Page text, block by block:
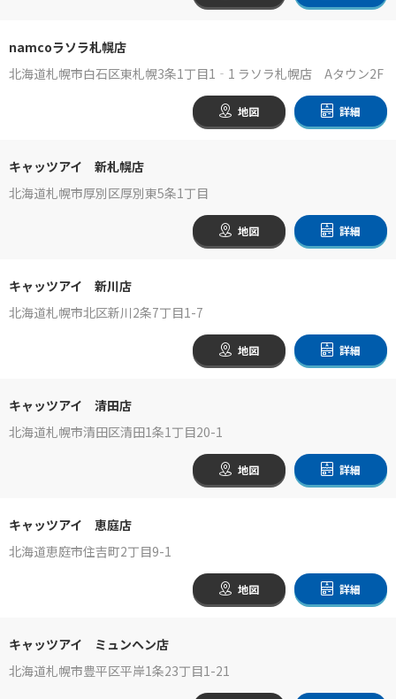
namcoラソラ札幌店
北海道札幌市白石区東札幌3条1丁目1‐1 ラソラ札幌店 Aタウン2F
地図 詳細
キャッツアイ 新札幌店
北海道札幌市厚別区厚別東5条1丁目
地図 詳細
キャッツアイ 新川店
北海道札幌市北区新川2条7丁目1-7
地図 詳細
キャッツアイ 清田店
北海道札幌市清田区清田1条1丁目20-1
地図 詳細
キャッツアイ 恵庭店
北海道恵庭市住吉町2丁目9-1
地図 詳細
キャッツアイ ミュンヘン店
北海道札幌市豊平区平岸1条23丁目1-21